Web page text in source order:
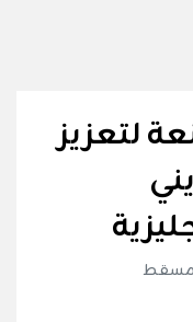
لتعزيز